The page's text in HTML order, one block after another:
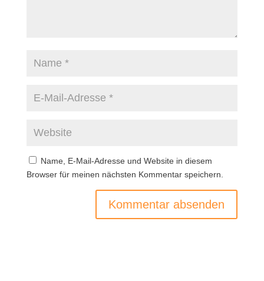
Name, E-Mail-Adresse und Website in diesem
Browser für meinen nächsten Kommentar speichern.